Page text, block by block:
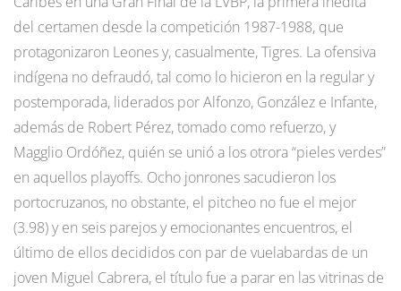
del certamen desde la competición 1987-1988, que
protagonizaron Leones y, casualmente, Tigres. La ofensiva
indígena no defraudó, tal como lo hicieron en la regular y
postemporada, liderados por Alfonzo, González e Infante,
además de Robert Pérez, tomado como refuerzo, y
Magglio Ordóñez, quién se unió a los otrora “pieles verdes”
en aquellos playoffs. Ocho jonrones sacudieron los
portocruzanos, no obstante, el pitcheo no fue el mejor
(3.98) y en seis parejos y emocionantes encuentros, el
último de ellos decididos con par de vuelabardas de un
joven Miguel Cabrera, el título fue a parar en las vitrinas de